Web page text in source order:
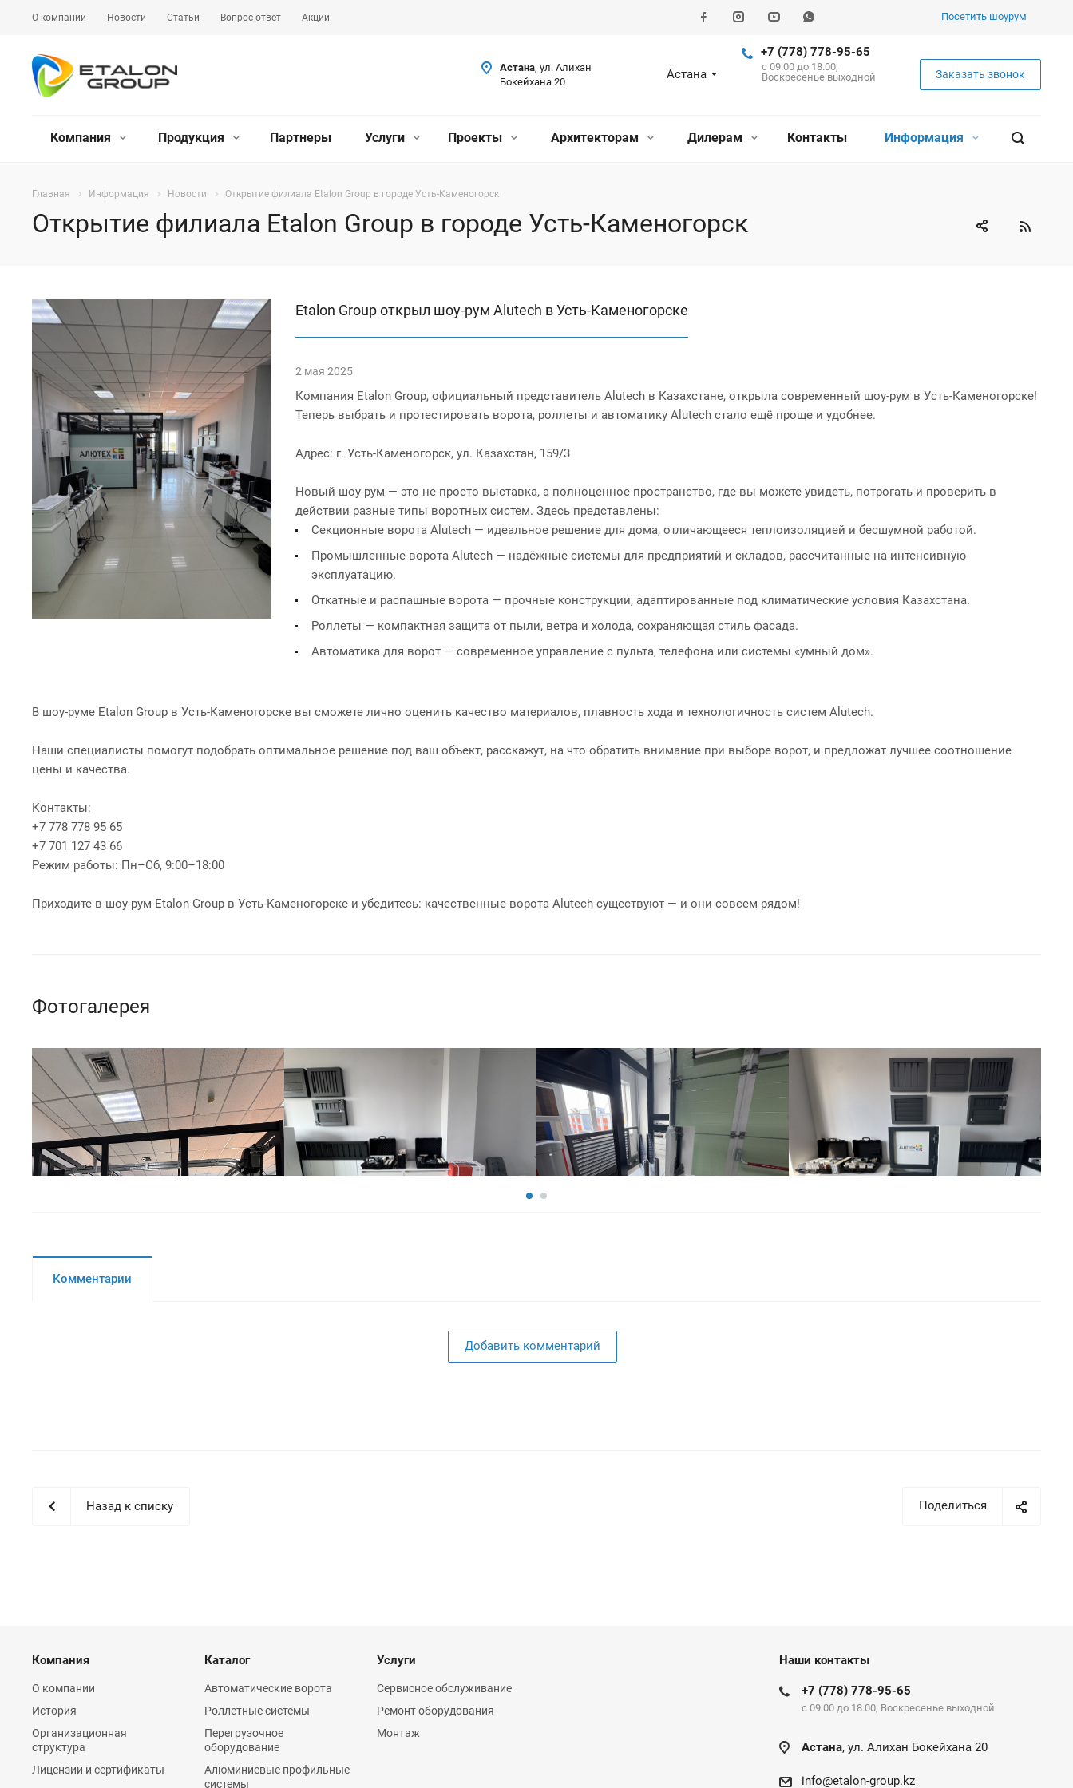
О компании Новости Статьи Вопрос-ответ Акции Посетить шоурум
Астана
+7 (778) 778-95-65
c 09.00 до 18.00,
Воскресенье выходной
Заказать звонок
Астана, ул. Алихан
Бокейхана 20
Компания Продукция Партнеры Услуги Проекты Архитекторам Дилерам Контакты Информация
Главная Информация Новости Открытие филиала Etalon Group в городе Усть-Каменогорск
Открытие филиала Etalon Group в городе Усть-Каменогорск
Etalon Group открыл шоу-рум Alutech в Усть-Каменогорске
2 мая 2025
Компания Etalon Group, официальный представитель Alutech в Казахстане, открыла современный шоу-рум в Усть-Каменогорске!
Теперь выбрать и протестировать ворота, роллеты и автоматику Alutech стало ещё проще и удобнее.
Адрес: г. Усть-Каменогорск, ул. Казахстан, 159/3
Новый шоу-рум — это не просто выставка, а полноценное пространство, где вы можете увидеть, потрогать и проверить в
действии разные типы воротных систем. Здесь представлены:
Секционные ворота Alutech — идеальное решение для дома, отличающееся теплоизоляцией и бесшумной работой.
Промышленные ворота Alutech — надёжные системы для предприятий и складов, рассчитанные на интенсивную
эксплуатацию.
Откатные и распашные ворота — прочные конструкции, адаптированные под климатические условия Казахстана.
Роллеты — компактная защита от пыли, ветра и холода, сохраняющая стиль фасада.
Автоматика для ворот — современное управление с пульта, телефона или системы «умный дом».
В шоу-руме Etalon Group в Усть-Каменогорске вы сможете лично оценить качество материалов, плавность хода и технологичность систем Alutech.
Наши специалисты помогут подобрать оптимальное решение под ваш объект, расскажут, на что обратить внимание при выборе ворот, и предложат лучшее соотношение
цены и качества.
Контакты:
‪+7 778 778 95 65‬
‪+7 701 127 43 66‬
Режим работы: Пн–Сб, 9:00–18:00
Приходите в шоу-рум Etalon Group в Усть-Каменогорске и убедитесь: качественные ворота Alutech существуют — и они совсем рядом!
Фотогалерея
Комментарии
Добавить комментарий
Поделиться
Назад к списку
Компания
О компании
История
Организационная
структура
Лицензии и сертификаты
Каталог
Автоматические ворота
Роллетные системы
Перегрузочное
оборудование
Алюминиевые профильные
системы
Услуги
Сервисное обслуживание
Ремонт оборудования
Монтаж
Наши контакты
+7 (778) 778-95-65
c 09.00 до 18.00, Воскресенье выходной
Астана, ул. Алихан Бокейхана 20
info@etalon-group.kz